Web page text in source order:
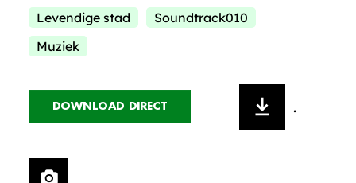
Levendige stad
Soundtrack010
Muziek
DOWNLOAD DIRECT .